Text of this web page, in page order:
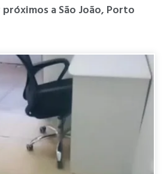
a São João, Porto